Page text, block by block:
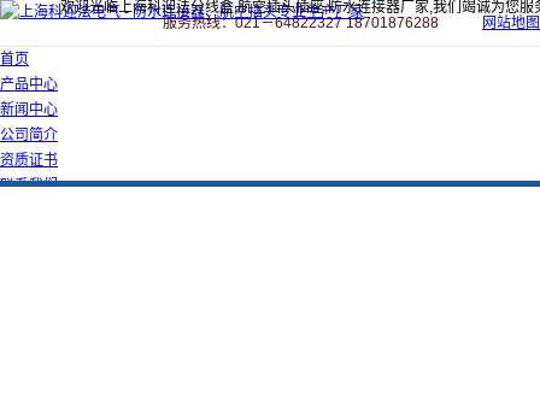
欢迎光临上海科迎法分线盒,航空插头插座,防水连接器厂家,我们竭诚为您服
服务热线：021－64822327 18701876288
网站地图
首页
产品中心
新闻中心
公司简介
资质证书
联系我们